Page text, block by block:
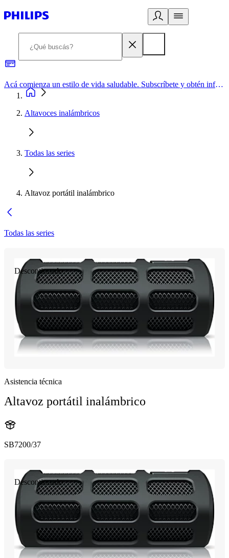
Acá comienza un estilo de vida saludable. Subscríbete y obtén información de primera mano
Altavoces inalámbricos
Todas las series
Altavoz portátil inalámbrico
Todas las series
Descontinuado
Asistencia técnica
Altavoz portátil inalámbrico
SB7200/37
Descontinuado